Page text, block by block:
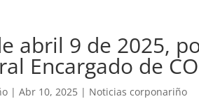
abril 9 de 2025,
Encargado de
|Abr 10, 2025 | Noticias corponariño